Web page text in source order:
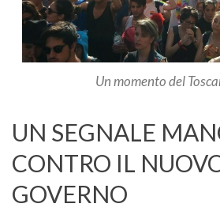
Un momento del
UN SEGNALE
CONTRO IL
GOVERNO